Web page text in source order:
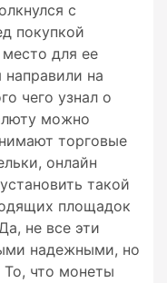
с
покупкой
для ее
на
чего узнал о
можно
торговые
онлайн
такой
площадок
не все эти
надежными, но
То, что монеты